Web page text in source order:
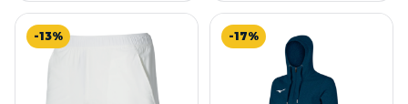
-13% -17%